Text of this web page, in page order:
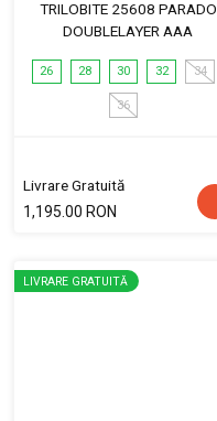
TRILOBITE 25608 PARADO
DOUBLELAYER AAA
26 28 30 32 34
36
Livrare Gratuită
1,195.00 RON
LIVRARE GRATUITĂ